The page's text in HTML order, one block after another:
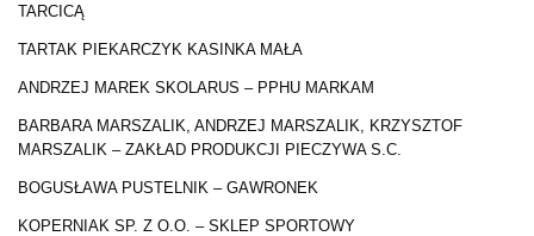
TARCICĄ
TARTAK PIEKARCZYK KASINKA MAŁA
ANDRZEJ MAREK SKOLARUS – PPHU MARKAM
BARBARA MARSZALIK, ANDRZEJ MARSZALIK, KRZYSZTOF
MARSZALIK – ZAKŁAD PRODUKCJI PIECZYWA S.C.
BOGUSŁAWA PUSTELNIK – GAWRONEK
KOPERNIAK SP. Z O.O. – SKLEP SPORTOWY